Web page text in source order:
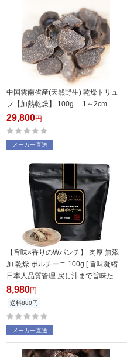
中国雲南省産(天然野生) 乾燥トリュ
フ【加熱乾燥】 100g 1～2cm
29,800円
メーカー直送
【旨味×香りのWパンチ】 肉厚 無添
加 乾燥 ポルチーニ 100g [ 旨味凝縮
日本人品質管理 戻し汁まで旨味たっ
ぷり ] 天然 世界三大 きのこ 乾燥野菜
パスタ リゾット オムレツ グラタン
8,980円
送料880円
メーカー直送